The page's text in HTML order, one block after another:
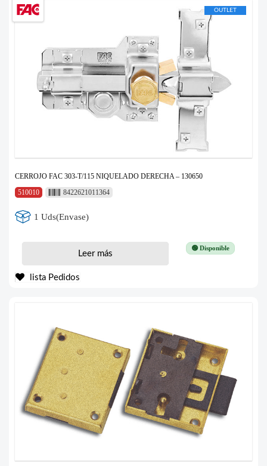
OUTLET
CERROJO FAC 303-T/115 NIQUELADO DERECHA – 130650
510010
8422621011364
1 Uds(Envase)
🟢 Disponible
Leer más
lista Pedidos